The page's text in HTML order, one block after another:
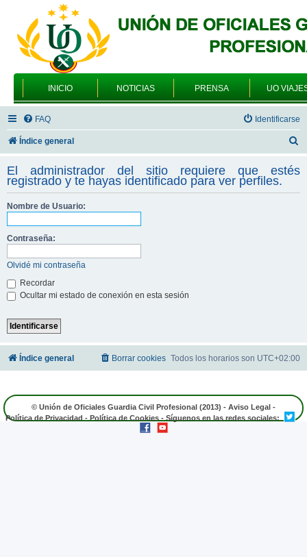
INICIO NOTICIAS PRENSA UO
FAQ Identificarse
Índice general
s
c
El administrador del sitio requiere que estés
registrado y te hayas identificado para ver perfiles.
Nombre de Usuario:
Contraseña:
Olvidé mi contraseña
Recordar
Ocultar mi estado de conexión en esta sesión
Índice general Todos los horarios son UTC+02:00
Borrar cookies
© Unión de Oficiales Guardia Civil Profesional (2013) - Aviso Legal -
Política de Privacidad - Política de Cookies - Síguenos en las redes sociales: